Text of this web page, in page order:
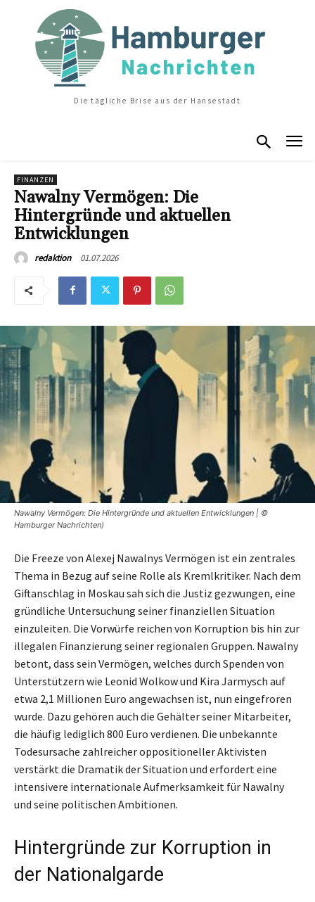
Die tägliche Brise aus der Hansestadt
FINANZEN
Nawalny Vermögen: Die
Hintergründe und aktuellen
Entwicklungen
redaktion 01.07.2026
Nawalny Vermögen: Die Hintergründe und aktuellen Entwicklungen | ©
Hamburger Nachrichten)
Die Freeze von Alexej Nawalnys Vermögen ist ein zentrales
Thema in Bezug auf seine Rolle als Kremlkritiker. Nach dem
Giftanschlag in Moskau sah sich die Justiz gezwungen, eine
gründliche Untersuchung seiner finanziellen Situation
einzuleiten. Die Vorwürfe reichen von Korruption bis hin zur
illegalen Finanzierung seiner regionalen Gruppen. Nawalny
betont, dass sein Vermögen, welches durch Spenden von
Unterstützern wie Leonid Wolkow und Kira Jarmysch auf
etwa 2,1 Millionen Euro angewachsen ist, nun eingefroren
wurde. Dazu gehören auch die Gehälter seiner Mitarbeiter,
die häufig lediglich 800 Euro verdienen. Die unbekannte
Todesursache zahlreicher oppositioneller Aktivisten
verstärkt die Dramatik der Situation und erfordert eine
intensivere internationale Aufmerksamkeit für Nawalny
und seine politischen Ambitionen.
Hintergründe zur Korruption in
der Nationalgarde